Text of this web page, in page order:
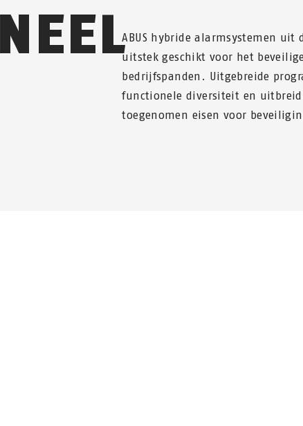
ABUS hybride alarmsystemen uit
uitstek geschikt voor het
bedrijfspanden. Uitgebreide
functionele diversiteit en
toegenomen eisen voor